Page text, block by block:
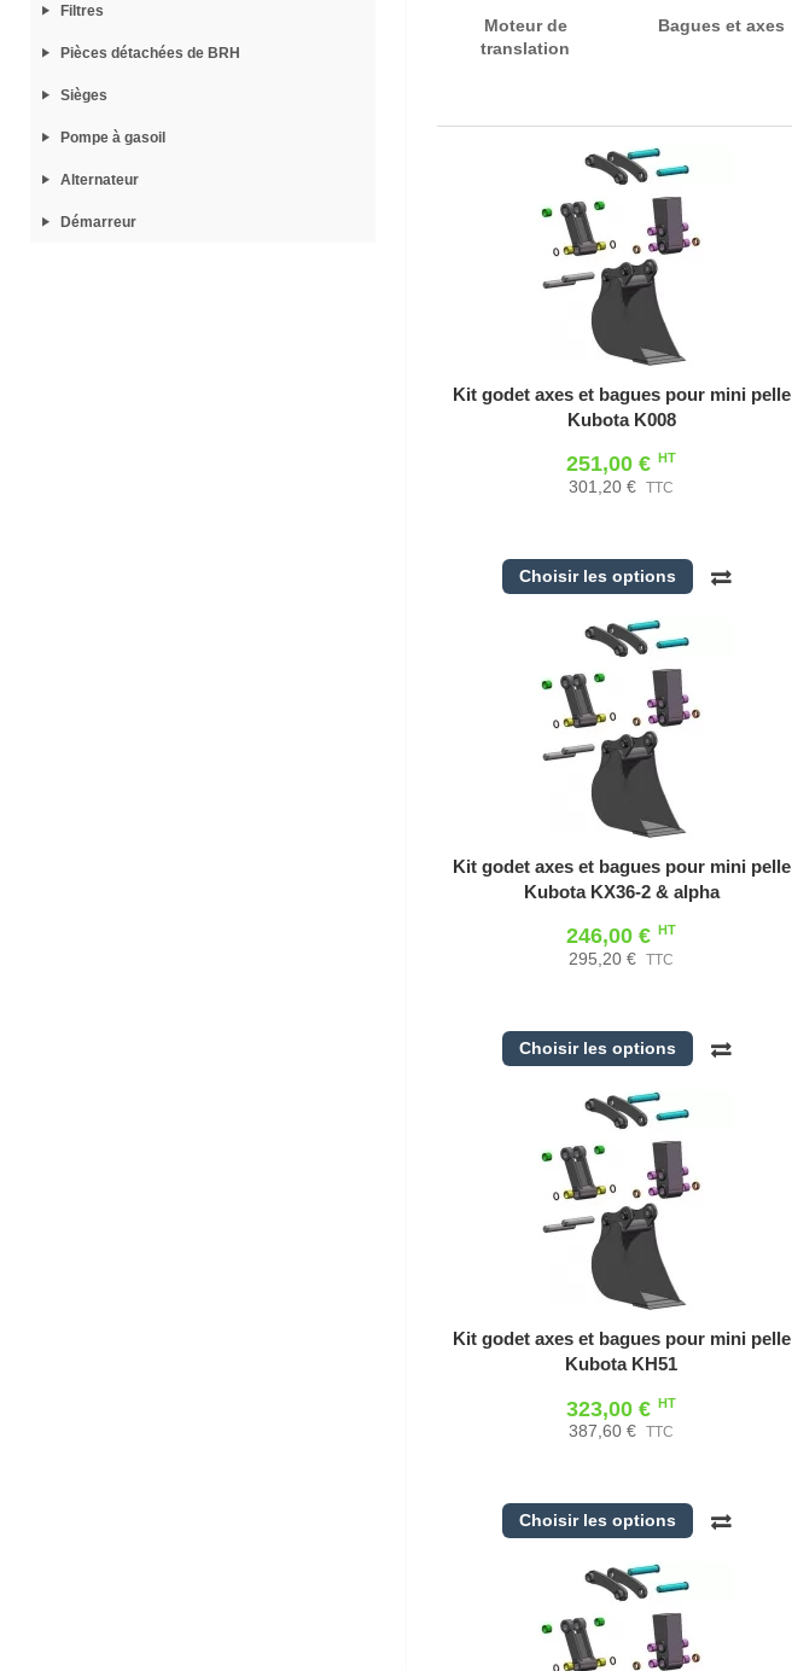
Filtres
Pièces détachées de BRH
Sièges
Pompe à gasoil
Alternateur
Démarreur
Moteur de
translation
Bagues et axes
Kit godet axes et bagues pour mini pelle
Kubota K008
251,00 € HT
301,20 € TTC
Choisir les options
Kit godet axes et bagues pour mini pelle
Kubota KX36-2 & alpha
246,00 € HT
295,20 € TTC
Choisir les options
Kit godet axes et bagues pour mini pelle
Kubota KH51
323,00 € HT
387,60 € TTC
Choisir les options